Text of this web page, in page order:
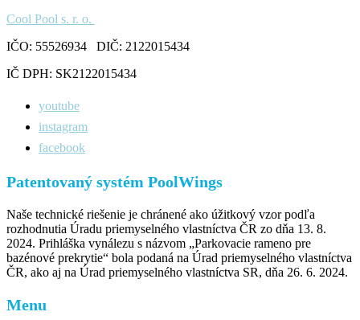
Cool Pool s. r. o.
IČO: 55526934 DIČ: 2122015434
IČ DPH: SK2122015434
youtube
instagram
facebook
Patentovaný systém PoolWings
Naše technické riešenie je chránené ako úžitkový vzor podľa
rozhodnutia Úradu priemyselného vlastníctva ČR zo dňa 13. 8.
2024. Prihláška vynálezu s názvom „Parkovacie rameno pre
bazénové prekrytie“ bola podaná na Úrad priemyselného vlastníctva
ČR, ako aj na Úrad priemyselného vlastníctva SR, dňa 26. 6. 2024.
Menu